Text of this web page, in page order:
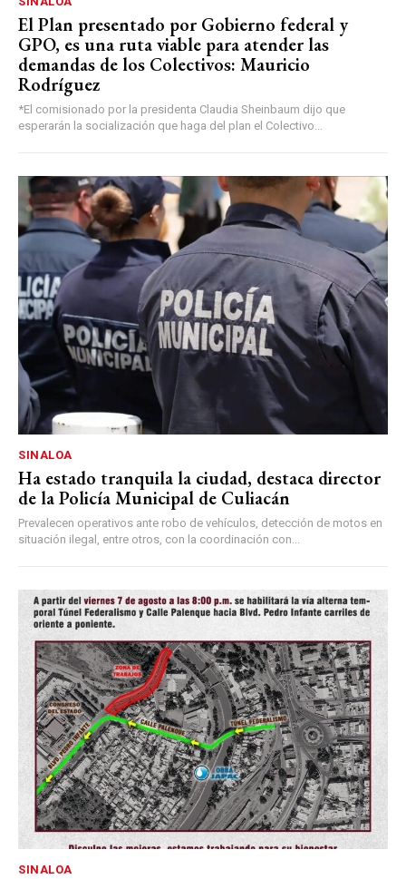
El Plan presentado por Gobierno federal y
GPO, es una ruta viable para atender las
demandas de los Colectivos: Mauricio
Rodríguez
*El comisionado por la presidenta Claudia Sheinbaum dijo que
esperarán la socialización que haga del plan el Colectivo...
SINALOA
Ha estado tranquila la ciudad, destaca director
de la Policía Municipal de Culiacán
Prevalecen operativos ante robo de vehículos, detección de motos en
situación ilegal, entre otros, con la coordinación con...
SINALOA